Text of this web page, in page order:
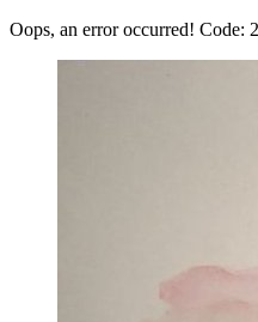
Oops, an error occurred! Code: